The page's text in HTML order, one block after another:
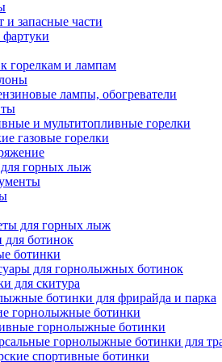
и запасные части
горелкам и лампам
лампы, обогреватели
и мультитопливные горелки
газовые горелки
горных лыж
для горных лыж
ботинок
ботинки
для горнолыжных ботинок
для скитура
ботинки для фрирайда и парка
горнолыжные ботинки
горнолыжные ботинки
горнолыжные ботинки для
спортивные ботинки